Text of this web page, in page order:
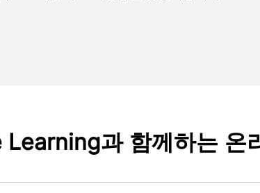
과 함께하는 온